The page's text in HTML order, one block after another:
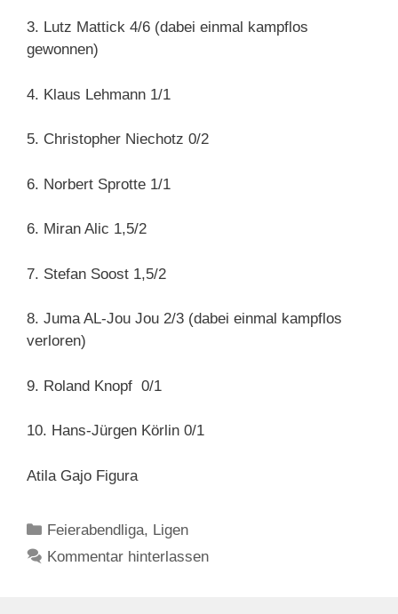
3. Lutz Mattick 4/6 (dabei einmal kampflos
gewonnen)
4. Klaus Lehmann 1/1
5. Christopher Niechotz 0/2
6. Norbert Sprotte 1/1
6. Miran Alic 1,5/2
7. Stefan Soost 1,5/2
8. Juma AL-Jou Jou 2/3 (dabei einmal kampflos
verloren)
9. Roland Knopf 0/1
10. Hans-Jürgen Körlin 0/1
Atila Gajo Figura
Kategorien
Feierabendliga, Ligen
Kommentar hinterlassen